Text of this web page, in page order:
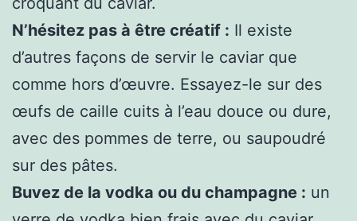
N’hésitez pas à être créatif : Il existe
d’autres façons de servir le caviar que
comme hors d’œuvre. Essayez-le sur des
œufs de caille cuits à l’eau douce ou dure,
avec des pommes de terre, ou saupoudré
sur des pâtes.
Buvez de la vodka ou du champagne : un